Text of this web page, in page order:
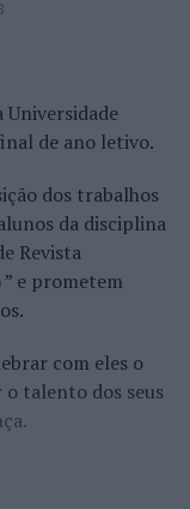
de ano letivo.
dos trabalhos
da disciplina
Revista
e prometem
com eles o
talento dos seus